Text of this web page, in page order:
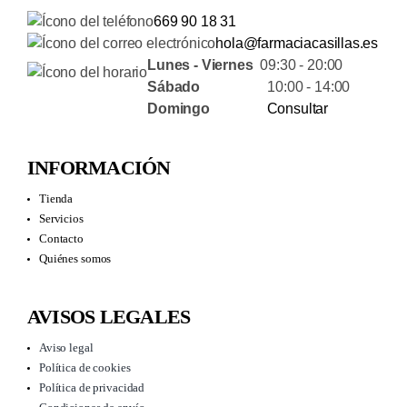
669 90 18 31
hola@farmaciacasillas.es
Lunes - Viernes09:30 - 20:00
Sábado 10:00 - 14:00
Domingo
Consultar
INFORMACIÓN
Tienda
Servicios
Contacto
Quiénes somos
AVISOS LEGALES
Aviso legal
Política de cookies
Política de privacidad